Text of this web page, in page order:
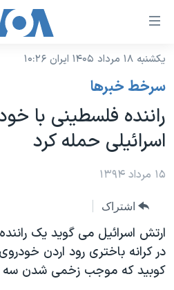
لینکهای
دسترسی
جهش
محتوای
اصلی
به
اصلی
جهش
به
جستجو
نسخه سبک وب‌سایت
موضوع ها
ایران
آمریکا
جهان
گزیده‌ها
ویژه برنامه‌ها
برنامه های تلویزیونی
جدول برنامه ها
صفحه‌های ویژه
عملیات خشم حماسی
۲۵۰سالگی آمریکا
فرکانس‌های صدای آمریکا
پخش رادیویی
یکشنبه ۱۸ مرداد ۱۴۰۵ ایران ۱۰:۲۶
سرخط خبرها
راننده فلسطینی با
اسرائیلی حمله کرد
۱۵ مرداد ۱۳۹۴
اشتراک
ارتش اسرائیل می گوید یک
در کرانه باختری رود اردن
کوبید که موجب زخمی شدن سه